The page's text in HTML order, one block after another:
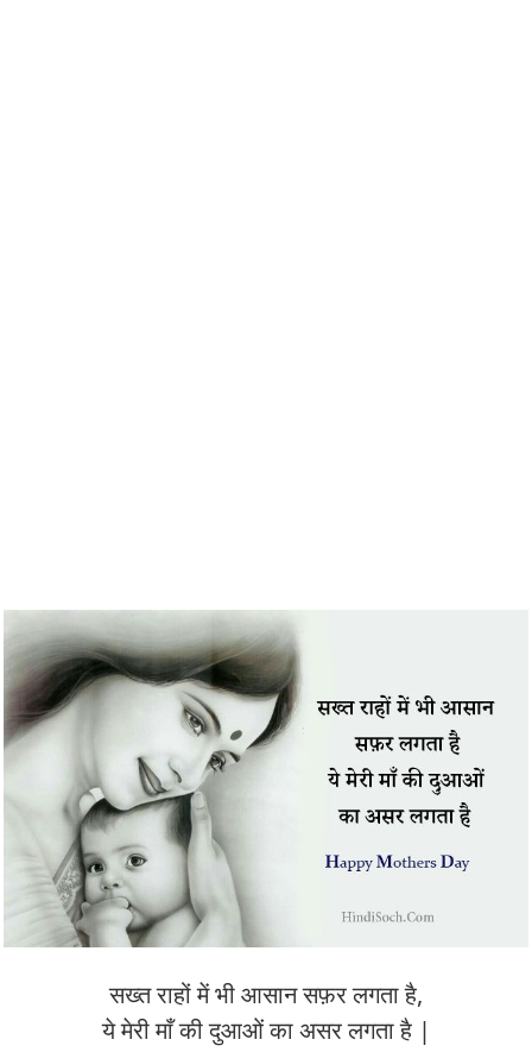
सख्त राहों में भी आसान सफ़र लगता है,
ये मेरी माँ की दुआओं का असर लगता है |